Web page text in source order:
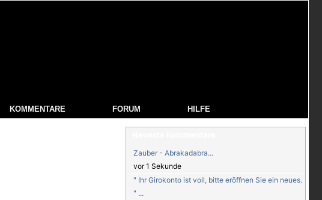
KOMMENTARE FORUM HILFE
Zauber - Abrakadabra...
vor 1 Sekunde
" Ihr Girokonto ist voll, bitte eröffnen Sie ein neues.
" ...